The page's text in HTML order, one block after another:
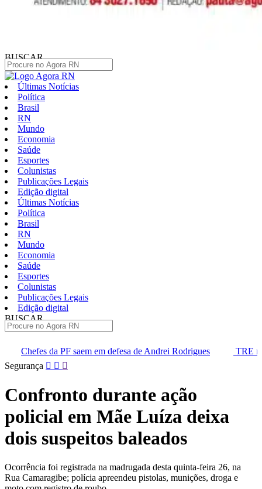
BUSCAR
Últimas Notícias
Política
Brasil
RN
Mundo
Economia
Saúde
Esportes
Colunistas
Publicações Legais
Edição digital
Últimas Notícias
Política
Brasil
RN
Mundo
Economia
Saúde
Esportes
Colunistas
Publicações Legais
Edição digital
BUSCAR
em defesa de Andrei Rodrigues
TRE marca audiência para
Pular
para
conteúdo
Segurança
Confronto durante ação
policial em Mãe Luíza deixa
dois suspeitos baleados
Ocorrência foi registrada na madrugada desta quinta-feira 26, na
Rua Camaragibe; polícia apreendeu pistolas, munições, droga e